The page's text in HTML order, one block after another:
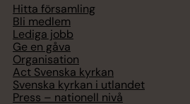
Hitta församling
Bli medlem
Lediga jobb
Ge en gåva
Organisation
Act Svenska kyrkan
Svenska kyrkan i utlandet
Press – nationell nivå